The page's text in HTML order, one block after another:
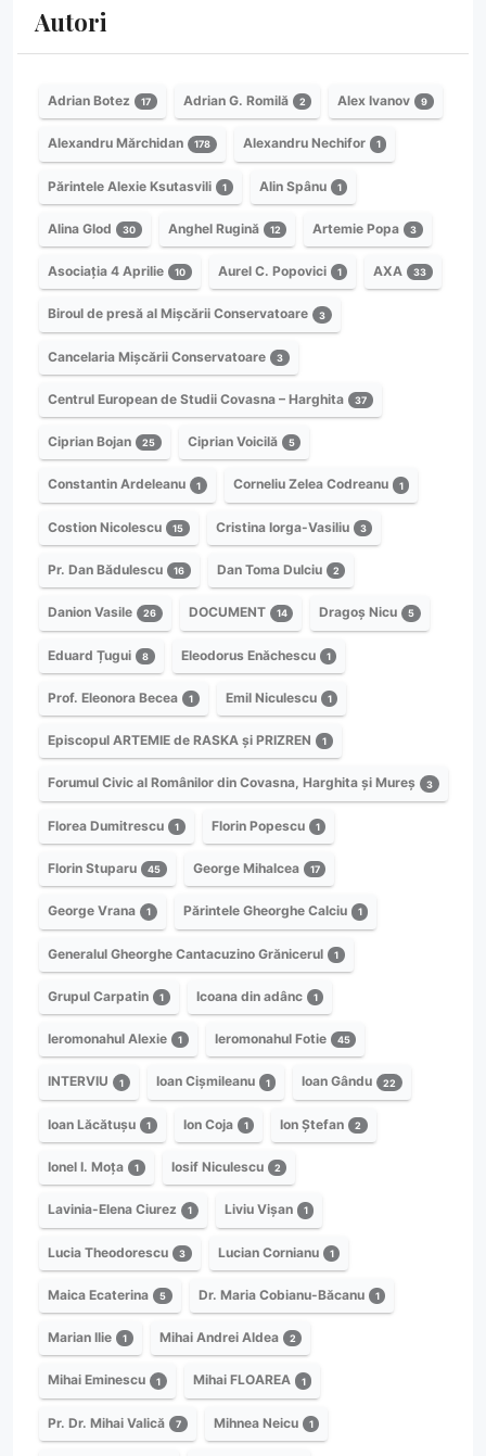
Autori
Adrian Botez 17 Adrian G. Romilă 2 Alex Ivanov 9
Alexandru Mărchidan 178 Alexandru Nechifor 1
Părintele Alexie Ksutasvili 1 Alin Spânu 1
Alina Glod 30 Anghel Rugină 12 Artemie Popa 3
Asociația 4 Aprilie 10 Aurel C. Popovici 1 AXA 33
Biroul de presă al Mișcării Conservatoare 3
Cancelaria Mișcării Conservatoare 3
Centrul European de Studii Covasna – Harghita 37
Ciprian Bojan 25 Ciprian Voicilă 5
Constantin Ardeleanu 1 Corneliu Zelea Codreanu 1
Costion Nicolescu 15 Cristina Iorga-Vasiliu 3
Pr. Dan Bădulescu 16 Dan Toma Dulciu 2
Danion Vasile 26 DOCUMENT 14 Dragoș Nicu 5
Eduard Țugui 8 Eleodorus Enăchescu 1
Prof. Eleonora Becea 1 Emil Niculescu 1
Episcopul ARTEMIE de RASKA și PRIZREN 1
Forumul Civic al Românilor din Covasna, Harghita și Mureș 3
Florea Dumitrescu 1 Florin Popescu 1
Florin Stuparu 45 George Mihalcea 17
George Vrana 1 Părintele Gheorghe Calciu 1
Generalul Gheorghe Cantacuzino Grănicerul 1
Grupul Carpatin 1 Icoana din adânc 1
Ieromonahul Alexie 1 Ieromonahul Fotie 45
INTERVIU 1 Ioan Cișmileanu 1 Ioan Gându 22
Ioan Lăcătușu 1 Ion Coja 1 Ion Ștefan 2
Ionel I. Moța 1 Iosif Niculescu 2
Lavinia-Elena Ciurez 1 Liviu Vișan 1
Lucia Theodorescu 3 Lucian Cornianu 1
Maica Ecaterina 5 Dr. Maria Cobianu-Băcanu 1
Marian Ilie 1 Mihai Andrei Aldea 2
Mihai Eminescu 1 Mihai FLOAREA 1
Pr. Dr. Mihai Valică 7 Mihnea Neicu 1